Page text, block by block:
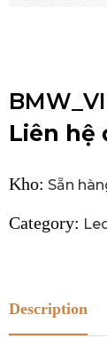
Liên hệ
Kho: Sẵn
Category:
Description